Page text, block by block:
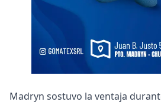
Madryn sostuvo la ventaja